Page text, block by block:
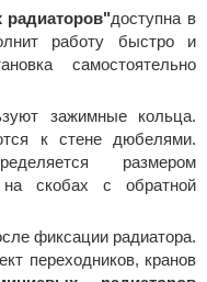
доступна в
работу быстро и
самостоятельно
зажимные кольца.
к стене дюбелями.
размером
на скобах с обратной
фиксации радиатора.
переходников, кранов